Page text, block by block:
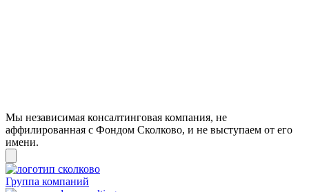
Мы независимая консалтинговая компания, не
аффилированная с Фондом Сколково, и не выступаем от его
имени.
Группа компаний